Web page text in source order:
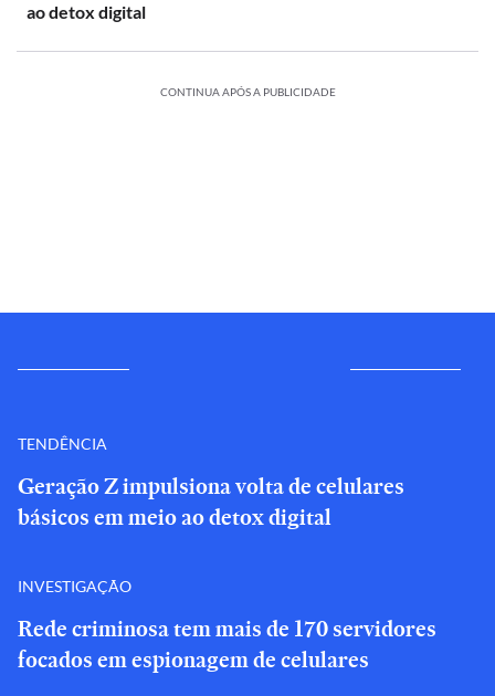
ao detox digital
CONTINUA APÓS A PUBLICIDADE
TENDÊNCIA
Geração Z impulsiona volta de celulares
básicos em meio ao detox digital
INVESTIGAÇÃO
Rede criminosa tem mais de 170 servidores
focados em espionagem de celulares